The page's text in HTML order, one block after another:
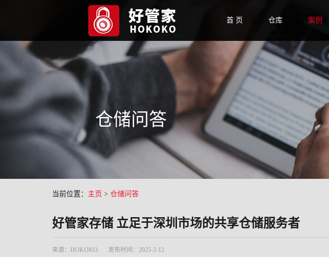
首 页 仓库 案例
仓储问答
当前位置： 主页 > 仓储问答
好管家存储 立足于深圳市场的共享仓储服务者
来源：HOKOKO 发布时间：2025-2-12